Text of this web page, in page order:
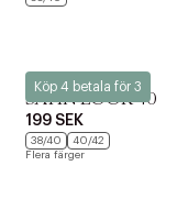
Köp 4 betala för 3
Kunert
SATIN LOOK 40
199 SEK
38/40
40/42
Flera färger